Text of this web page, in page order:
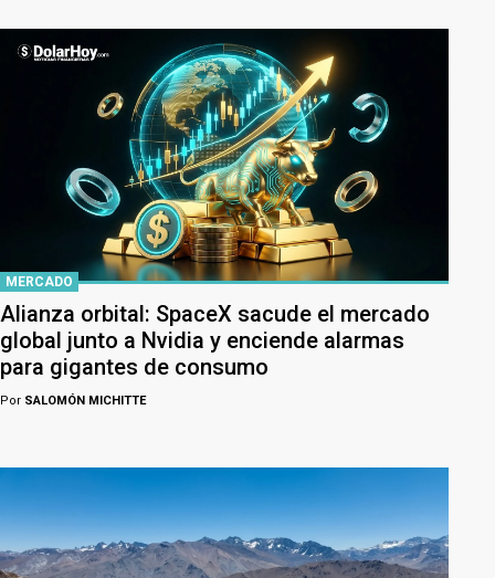
MERCADO
Alianza orbital: SpaceX sacude el mercado
global junto a Nvidia y enciende alarmas
para gigantes de consumo
Por SALOMÓN MICHITTE